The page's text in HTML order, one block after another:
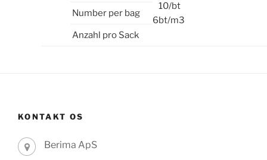
10/bt
6bt/m3
Number per bag
Anzahl pro Sack
KONTAKT OS
Berima ApS